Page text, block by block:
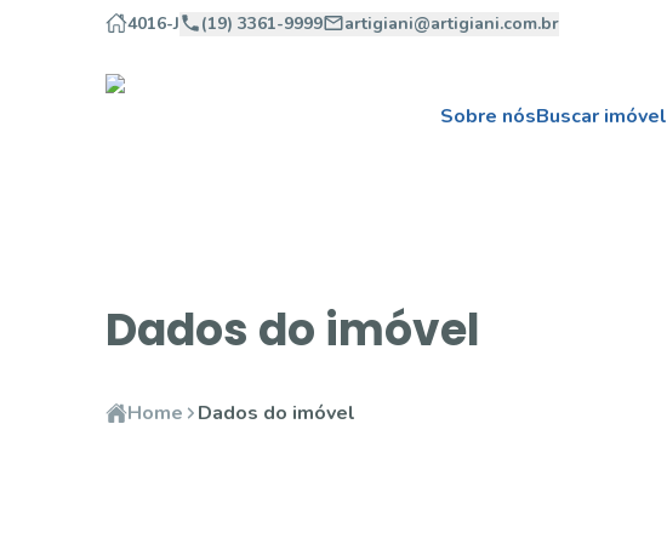
4016-J (19) 3361-9999 artigiani@artigiani.com.br
Sobre nósBuscar imóvel
Dados do imóvel
Home Dados do imóvel